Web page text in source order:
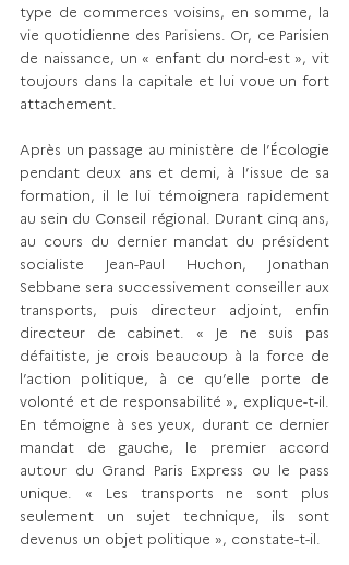
type de commerces voisins, en somme, la
vie quotidienne des Parisiens. Or, ce Parisien
de naissance, un « enfant du nord-est », vit
toujours dans la capitale et lui voue un fort
attachement.
Après un passage au ministère de l’Écologie
pendant deux ans et demi, à l’issue de sa
formation, il le lui témoignera rapidement
au sein du Conseil régional. Durant cinq ans,
au cours du dernier mandat du président
socialiste Jean-Paul Huchon, Jonathan
Sebbane sera successivement conseiller aux
transports, puis directeur adjoint, enfin
directeur de cabinet. « Je ne suis pas
défaitiste, je crois beaucoup à la force de
l’action politique, à ce qu’elle porte de
volonté et de responsabilité », explique-t-il.
En témoigne à ses yeux, durant ce dernier
mandat de gauche, le premier accord
autour du Grand Paris Express ou le pass
unique. « Les transports ne sont plus
seulement un sujet technique, ils sont
devenus un objet politique », constate-t-il.